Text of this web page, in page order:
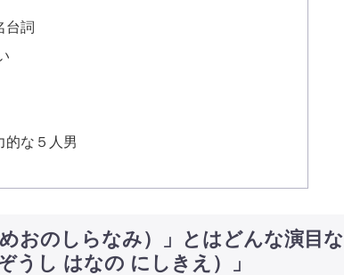
台詞
的な５人男
おのしらなみ）」とはどんな演目な
うし はなの にしきえ）」